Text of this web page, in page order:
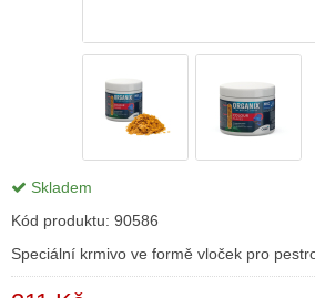
Skladem
Kód produktu: 90586
Speciální krmivo ve formě vloček pro